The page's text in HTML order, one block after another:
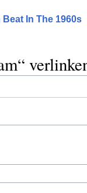
In The 1960s